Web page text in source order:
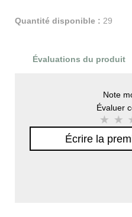
Quantité disponible : 29
Évaluations du produit
Note
Évaluer
Écrire la